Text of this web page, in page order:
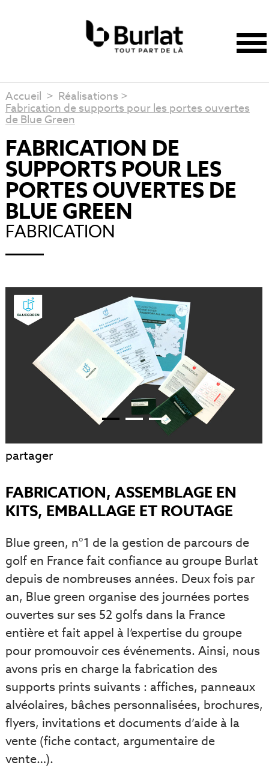
Accueil > Réalisations >
Fabrication de supports pour les portes ouvertes
de Blue Green
FABRICATION DE
SUPPORTS POUR LES
PORTES OUVERTES DE
BLUE GREEN
FABRICATION
partager
FABRICATION, ASSEMBLAGE EN
KITS, EMBALLAGE ET ROUTAGE
Blue green, n°1 de la gestion de parcours de
golf en France fait confiance au groupe Burlat
depuis de nombreuses années. Deux fois par
an, Blue green organise des journées portes
ouvertes sur ses 52 golfs dans la France
entière et fait appel à l’expertise du groupe
pour promouvoir ces événements. Ainsi, nous
avons pris en charge la fabrication des
supports prints suivants : affiches, panneaux
alvéolaires, bâches personnalisées, brochures,
flyers, invitations et documents d’aide à la
vente (fiche contact, argumentaire de
vente…).